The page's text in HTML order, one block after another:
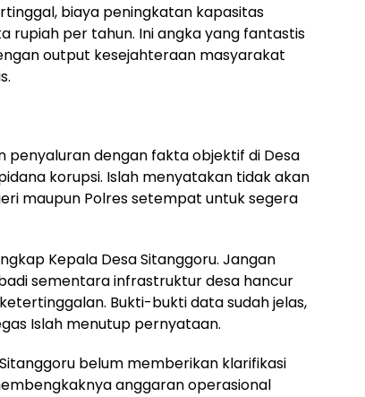
biaya peningkatan kapasitas
rupiah per tahun. Ini angka yang fantastis
output kesejahteraan masyarakat
penyaluran dengan fakta objektif di Desa
korupsi. Islah menyatakan tidak akan
maupun Polres setempat untuk segera
Kepala Desa Sitanggoru. Jangan
sementara infrastruktur desa hancur
Bukti-bukti data sudah jelas,
Islah menutup pernyataan.
belum memberikan klarifikasi
anggaran operasional